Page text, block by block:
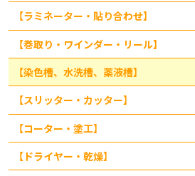
【ラミネーター・貼り合わせ】
【巻取り・ワインダー・リール】
【染色槽、水洗槽、薬液槽】
【スリッター・カッター】
【コーター・塗工】
【ドライヤー・乾燥】